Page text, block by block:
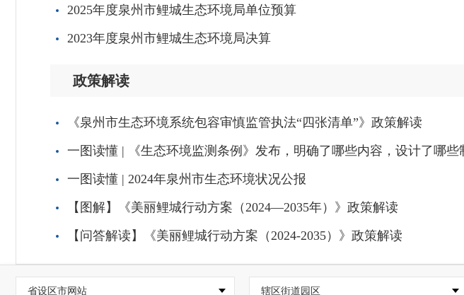
2025年度泉州市鲤城生态环境局单位预算
2023年度泉州市鲤城生态环境局决算
政策解读
《泉州市生态环境系统包容审慎监管执法“四张清单”》政策解读
一图读懂 | 《生态环境监测条例》发布，明确了哪些内容，设计了哪些
一图读懂 | 2024年泉州市生态环境状况公报
【图解】《美丽鲤城行动方案（2024—2035年）》政策解读
【问答解读】《美丽鲤城行动方案（2024-2035）》政策解读
省设区市网站 辖区街道园区